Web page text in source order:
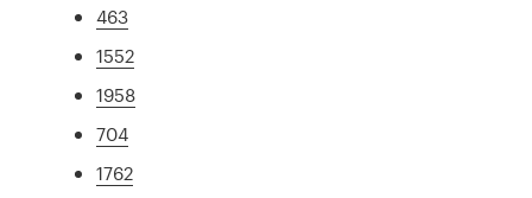
463
1552
1958
704
1762